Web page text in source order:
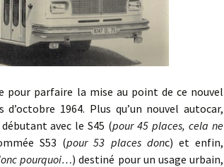
parfaire la mise au point de ce nouvel
1964. Plus qu’un nouvel autocar,
avec le S45 (pour 45 places, cela ne
S53 (pour 53 places donc) et enfin,
pourquoi…) destiné pour un usage urbain,